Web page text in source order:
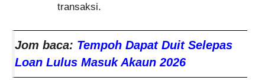
transaksi.
Jom baca: Tempoh Dapat Duit Selepas
Loan Lulus Masuk Akaun 2026